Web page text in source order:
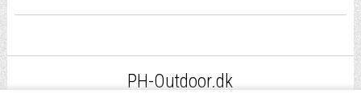
PH-Outdoor.dk